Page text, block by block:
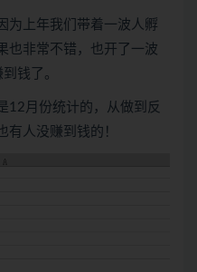
为上年我们带着一波人孵
也非常不错，也开了一波
钱了。
12月份统计的，从做到反
有人没赚到钱的！